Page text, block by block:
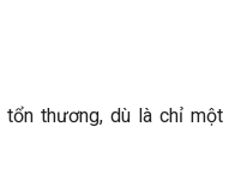
thương, dù là chỉ một